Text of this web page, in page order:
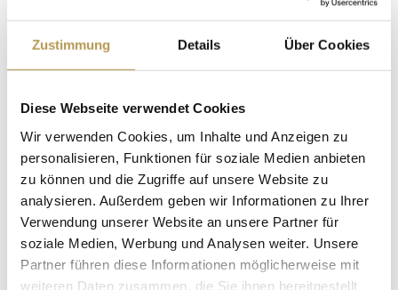
Zustimmung Details Über Cookies
Diese Webseite verwendet Cookies
Wir verwenden Cookies, um Inhalte und Anzeigen zu
personalisieren, Funktionen für soziale Medien anbieten
zu können und die Zugriffe auf unsere Website zu
analysieren. Außerdem geben wir Informationen zu Ihrer
Verwendung unserer Website an unsere Partner für
soziale Medien, Werbung und Analysen weiter. Unsere
Partner führen diese Informationen möglicherweise mit
weiteren Daten zusammen, die Sie ihnen bereitgestellt